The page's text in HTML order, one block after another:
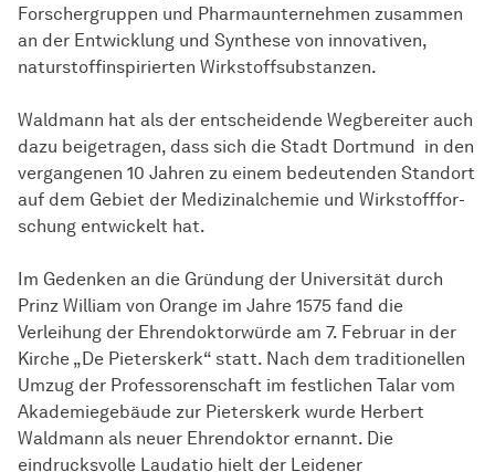
Forschergruppen und Pharmaunternehmen zusammen
an der Ent­wick­lung und Synthese von innovativen,
naturstoffinspirierten Wirkstoffsubstanzen.
Waldmann hat als der entscheidende Wegbereiter auch
dazu beigetragen, dass sich die Stadt Dortmund in den
vergangenen 10 Jahren zu einem bedeutenden Standort
auf dem Gebiet der Medizinalchemie und Wirk­stoff­for­
schung entwickelt hat.
Im Gedenken an die Gründung der Universität durch
Prinz William von Orange im Jahre 1575 fand die
Verleihung der Ehrendoktorwürde am 7. Februar in der
Kirche „De Pieterskerk“ statt. Nach dem traditionellen
Umzug der Professorenschaft im festlichen Talar vom
Akademiegebäude zur Pieterskerk wurde Herbert
Waldmann als neuer Ehrendoktor ernannt. Die
eindrucksvolle Laudatio hielt der Leidener